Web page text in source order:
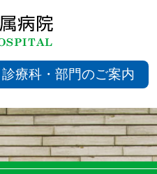
診療科・部門のご案内